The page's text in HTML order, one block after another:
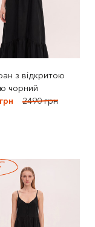
з відкритою
чорний
2490 грн